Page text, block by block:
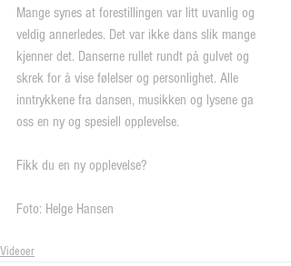
Mange synes at forestillingen var litt uvanlig og
veldig annerledes. Det var ikke dans slik mange
kjenner det. Danserne rullet rundt på gulvet og
skrek for å vise følelser og personlighet. Alle
inntrykkene fra dansen, musikken og lysene ga
oss en ny og spesiell opplevelse.
Fikk du en ny opplevelse?
Foto: Helge Hansen
Videoer